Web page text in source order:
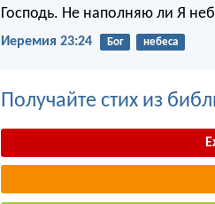
Господь. Не наполняю ли Я
Иеремия 23:24 Бог небеса
Получайте стих из